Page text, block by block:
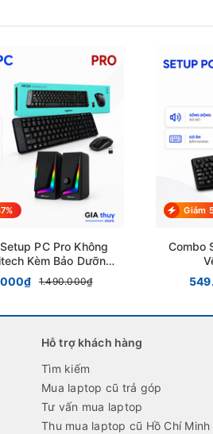
PC Pro Không
Kèm Bảo Dưỡng
6 Tháng1.490.000₫
Giảm
Combo
Hỗ trợ khách hàng
Tìm kiếm
Mua laptop cũ trả góp
Tư vấn mua laptop
Thu mua laptop cũ Hồ Chí Minh